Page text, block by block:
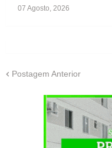
07 Agosto, 2026
Postagem Anterior